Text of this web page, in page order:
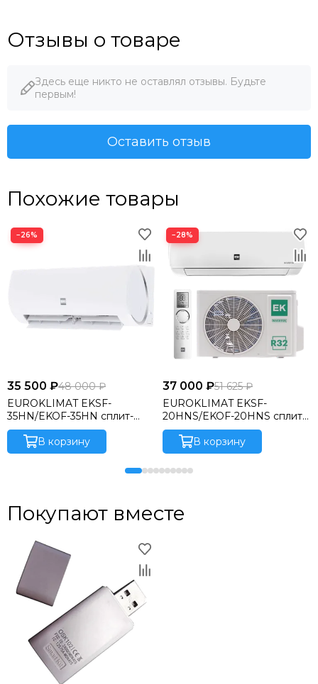
Отзывы о товаре
Здесь еще никто не оставлял отзывы. Будьте
первым!
Оставить отзыв
Похожие товары
−26%
35 500 ₽48 000 ₽
EUROKLIMAT EKSF-
35HN/EKOF-35HN сплит-
система
В корзину
−28%
37 000 ₽51 625 ₽
EUROKLIMAT EKSF-
20HNS/EKOF-20HNS сплит-
система
В корзину
Покупают вместе